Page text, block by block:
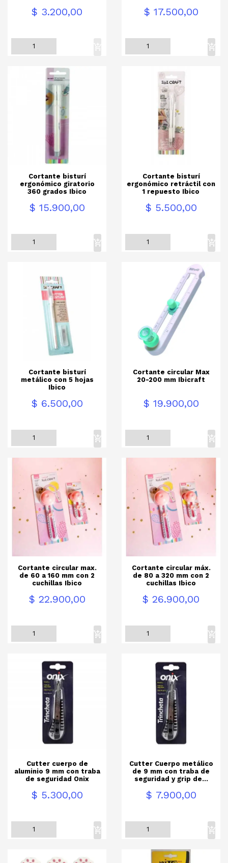
Precio$ 3.200,00 Precio$ 17.500,00
Cortante bisturí
ergonómico giratorio
360 grados Ibico
Precio$ 15.900,00
Cortante bisturí
ergonómico retráctil con
1 repuesto Ibico
Precio$ 5.500,00
Cortante bisturí
metálico con 5 hojas
Ibico
Precio$ 6.500,00
Cortante circular Max
20-200 mm Ibicraft
Precio$ 19.900,00
Cortante circular max.
de 60 a 160 mm con 2
cuchillas Ibico
Precio$ 22.900,00
Cortante circular máx.
de 80 a 320 mm con 2
cuchillas Ibico
Precio$ 26.900,00
Cutter cuerpo de
aluminio 9 mm con traba
de seguridad Onix
Precio$ 5.300,00
Cutter Cuerpo metálico
de 9 mm con traba de
seguridad y grip de...
Precio$ 7.900,00